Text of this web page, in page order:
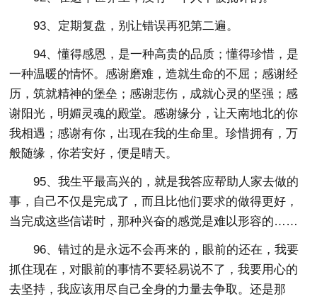
93、定期复盘，别让错误再犯第二遍。
94、懂得感恩，是一种高贵的品质；懂得珍惜，是
一种温暖的情怀。感谢磨难，造就生命的不屈；感谢经
历，筑就精神的堡垒；感谢悲伤，成就心灵的坚强；感
谢阳光，明媚灵魂的殿堂。感谢缘分，让天南地北的你
我相遇；感谢有你，出现在我的生命里。珍惜拥有，万
般随缘，你若安好，便是晴天。
95、我生平最高兴的，就是我答应帮助人家去做的
事，自己不仅是完成了，而且比他们要求的做得更好，
当完成这些信诺时，那种兴奋的感觉是难以形容的……
96、错过的是永远不会再来的，眼前的还在，我要
抓住现在，对眼前的事情不要轻易说不了，我要用心的
去坚持，我应该用尽自己全身的力量去争取。还是那